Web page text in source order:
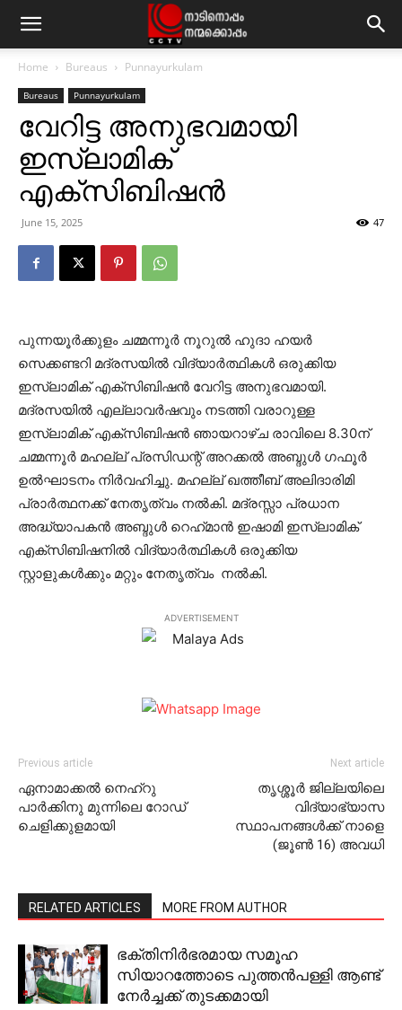
Home Bureaus Punnayurkulam
Bureaus Punnayurkulam
വേറിട്ട അനുഭവമായി
ഇസ്ലാമിക്
എക്‌സിബിഷന്‍
June 15, 2025 47
പുന്നയൂര്‍ക്കുളം ചമ്മന്നൂര്‍ നൂറുല്‍ ഹുദാ ഹയര്‍
സെക്കണ്ടറി മദ്രസയില്‍ വിദ്യാര്‍ത്ഥികള്‍ ഒരുക്കിയ
ഇസ്ലാമിക് എക്‌സിബിഷന്‍ വേറിട്ട അനുഭവമായി.
മദ്രസയില്‍ എല്ലാവര്‍ഷവും നടത്തി വരാറുള്ള
ഇസ്ലാമിക് എക്‌സിബിഷന്‍ ഞായറാഴ്ച രാവിലെ 8.30ന്
ചമ്മന്നൂര്‍ മഹല്ല് പ്രസിഡന്റ് അറക്കല്‍ അബ്ദുള്‍ ഗഫൂര്‍
ഉല്‍ഘാടനം നിര്‍വഹിച്ചു. മഹല്ല് ഖത്തീബ് അലിദാരിമി
പ്രാര്‍ത്ഥനക്ക് നേതൃത്വം നല്‍കി. മദ്രസ്സാ പ്രധാന
അദ്ധ്യാപകന്‍ അബ്ദുള്‍ റെഹ്‌മാന്‍ ഇഷാമി ഇസ്ലാമിക്
എക്‌സിബിഷനില്‍ വിദ്യാര്‍ത്ഥികള്‍ ഒരുക്കിയ
സ്റ്റാളുകള്‍ക്കും മറ്റും നേതൃത്വം നല്‍കി.
ADVERTISEMENT
Previous article
ഏനാമാക്കല്‍ നെഹ്‌റു
പാര്‍ക്കിനു മുന്നിലെ റോഡ്
ചെളിക്കുളമായി
Next article
തൃശ്ശൂര്‍ ജില്ലയിലെ
വിദ്യാഭ്യാസ
സ്ഥാപനങ്ങള്‍ക്ക് നാളെ
(ജൂണ്‍ 16) അവധി
RELATED ARTICLES MORE FROM AUTHOR
ഭക്തിനിര്‍ഭരമായ സമൂഹ
സിയാറത്തോടെ പുത്തന്‍പള്ളി ആണ്ട്
നേര്‍ച്ചക്ക് തുടക്കമായി